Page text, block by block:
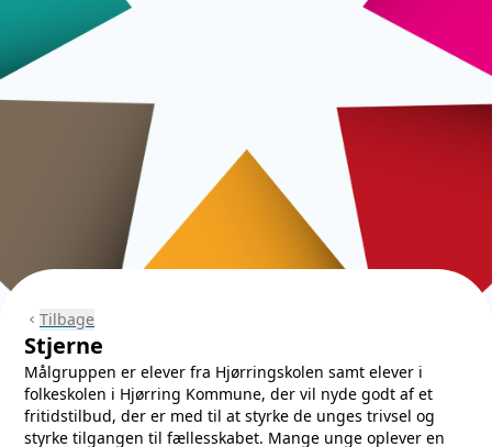
chevron_left Tilbage
Stjerne
Målgruppen er elever fra Hjørringskolen samt elever i
folkeskolen i Hjørring Kommune, der vil nyde godt af et
fritidstilbud, der er med til at styrke de unges trivsel og
styrke tilgangen til fællesskabet. Mange unge oplever en